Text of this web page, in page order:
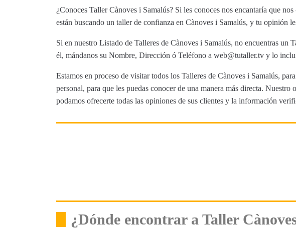
¿Conoces Taller Cànoves i Samalús? Si les conoces nos encantaría que
están buscando un taller de confianza en Cànoves i Samalús, y tu opinión
Si en nuestro Listado de Talleres de Cànoves i Samalús, no encuentras un
él, mándanos su Nombre, Dirección ó Teléfono a web@tutaller.tv y lo
Estamos en proceso de visitar todos los Talleres de Cànoves i Samalús,
personal, para que les puedas conocer de una manera más directa.
podamos ofrecerte todas las opiniones de sus clientes y la información
¿Dónde encontrar a Taller